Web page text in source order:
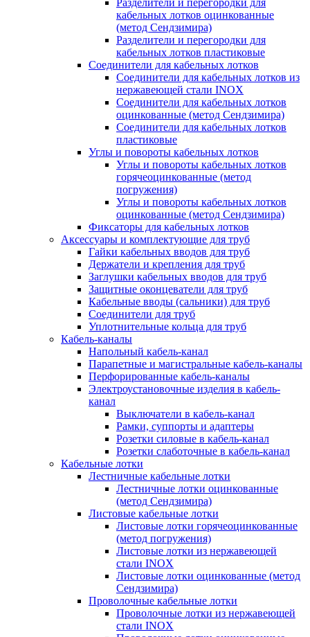
Разделители и перегородки для
кабельных лотков оцинкованные
(метод Сендзимира)
Разделители и перегородки для
кабельных лотков пластиковые
Соединители для кабельных лотков
Соединители для кабельных лотков из
нержавеющей стали INOX
Соединители для кабельных лотков
оцинкованные (метод Сендзимира)
Соединители для кабельных лотков
пластиковые
Углы и повороты кабельных лотков
Углы и повороты кабельных лотков
горячеоцинкованные (метод
погружения)
Углы и повороты кабельных лотков
оцинкованные (метод Сендзимира)
Фиксаторы для кабельных лотков
Аксессуары и комплектующие для труб
Гайки кабельных вводов для труб
Держатели и крепления для труб
Заглушки кабельных вводов для труб
Защитные оконцеватели для труб
Кабельные вводы (сальники) для труб
Соединители для труб
Уплотнительные кольца для труб
Кабель-каналы
Напольный кабель-канал
Парапетные и магистральные кабель-каналы
Перфорированные кабель-каналы
Электроустановочные изделия в кабель-
канал
Выключатели в кабель-канал
Рамки, суппорты и адаптеры
Розетки силовые в кабель-канал
Розетки слаботочные в кабель-канал
Кабельные лотки
Лестничные кабельные лотки
Лестничные лотки оцинкованные
(метод Сендзимира)
Листовые кабельные лотки
Листовые лотки горячеоцинкованные
(метод погружения)
Листовые лотки из нержавеющей
стали INOX
Листовые лотки оцинкованные (метод
Сендзимира)
Проволочные кабельные лотки
Проволочные лотки из нержавеющей
стали INOX